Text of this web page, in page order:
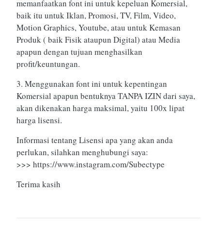
memanfaatkan font ini untuk kepeluan Komersial,
baik itu untuk Iklan, Promosi, TV, Film, Video,
Motion Graphics, Youtube, atau untuk Kemasan
Produk ( baik Fisik ataupun Digital) atau Media
apapun dengan tujuan menghasilkan
profit/keuntungan.
3. Menggunakan font ini untuk kepentingan
Komersial apapun bentuknya TANPA IZIN dari saya,
akan dikenakan harga maksimal, yaitu 100x lipat
harga lisensi.
Informasi tentang Lisensi apa yang akan anda
perlukan, silahkan menghubungi saya:
>>> https://www.instagram.com/Subectype
Terima kasih